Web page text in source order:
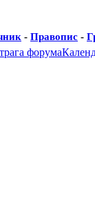
- Правопис -
форума